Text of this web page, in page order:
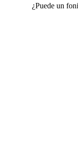
¿Puede un